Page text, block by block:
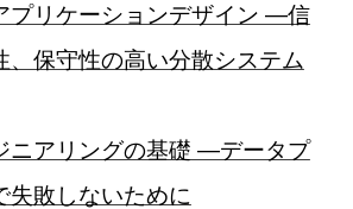
プリケーションデザイン ―信
、保守性の高い分散システム
ニアリングの基礎 ―データプ
失敗しないために